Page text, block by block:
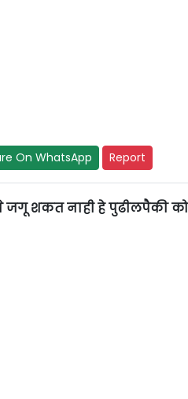
On WhatsApp Report
जगू शकत नाही हे पुढीलपैकी